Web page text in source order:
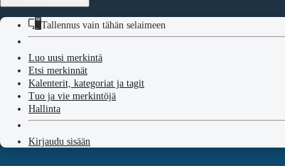
Tallennus vain tähän selaimeen
Luo uusi merkintä
Etsi merkinnät
Kalenterit, kategoriat ja tagit
Tuo ja vie merkintöjä
Hallinta
Kirjaudu sisään